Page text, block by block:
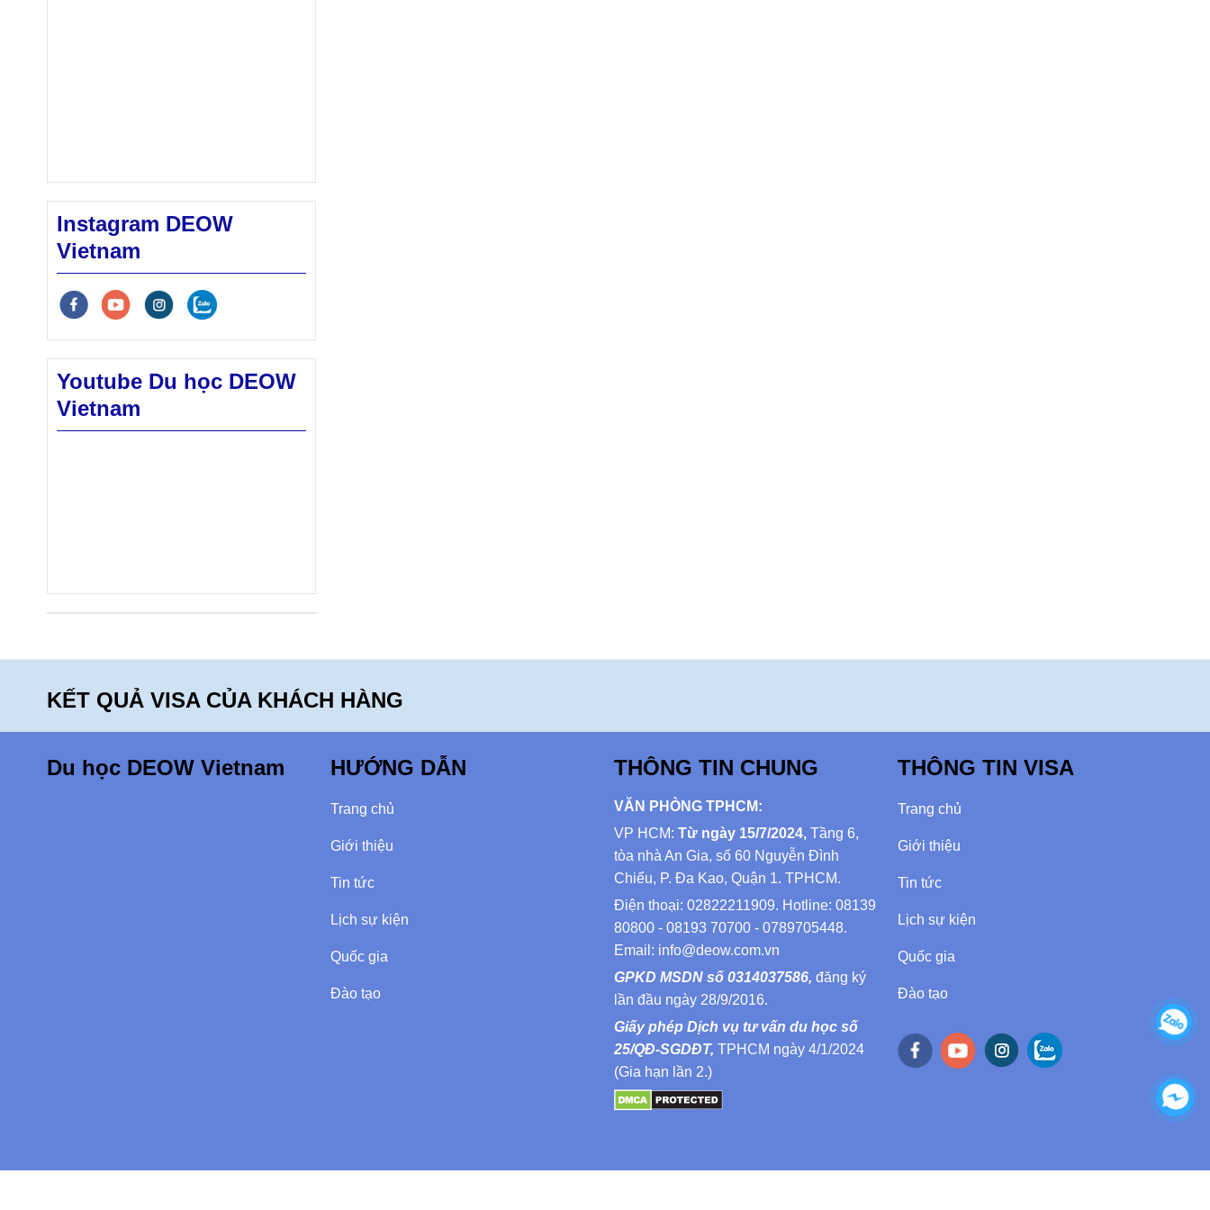
Instagram DEOW
Vietnam
Youtube Du học DEOW
Vietnam
KẾT QUẢ VISA CỦA KHÁCH HÀNG
Du học DEOW Vietnam HƯỚNG DẪN
Trang chủ
Giới thiệu
Tin tức
Lịch sự kiện
Quốc gia
Đào tạo
THÔNG TIN CHUNG
VĂN PHÒNG TPHCM:
VP HCM: Từ ngày 15/7/2024, Tầng 6,
tòa nhà An Gia, số 60 Nguyễn Đình
Chiểu, P. Đa Kao, Quận 1. TPHCM.
Điện thoại: 02822211909. Hotline: 08139
80800 - 08193 70700 - 0789705448.
Email: info@deow.com.vn
GPKD MSDN số 0314037586, đăng ký
lần đầu ngày 28/9/2016.
Giấy phép Dịch vụ tư vấn du học số
25/QĐ-SGDĐT, TPHCM ngày 4/1/2024
(Gia hạn lần 2.)
THÔNG TIN VISA
Trang chủ
Giới thiệu
Tin tức
Lịch sự kiện
Quốc gia
Đào tạo